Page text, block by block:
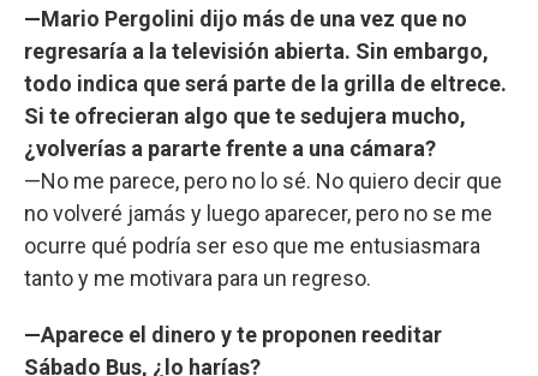
—Mario Pergolini dijo más de una vez que no
regresaría a la televisión abierta. Sin embargo,
todo indica que será parte de la grilla de eltrece.
Si te ofrecieran algo que te sedujera mucho,
¿volverías a pararte frente a una cámara?
—No me parece, pero no lo sé. No quiero decir que
no volveré jamás y luego aparecer, pero no se me
ocurre qué podría ser eso que me entusiasmara
tanto y me motivara para un regreso.
—Aparece el dinero y te proponen reeditar
Sábado Bus, ¿lo harías?